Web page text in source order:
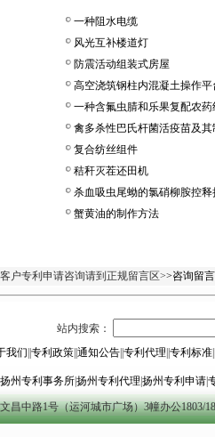
一种阻水电缆
风光互补楼道灯
防震活动组装式房屋
高空浇筑钢柱内混凝土操作平
一种含氟虫腈和乐果复配农
禽多杀性巴氏杆菌活疫苗及其
复合纺丝组件
秸秆灭茬还田机
杀血吸虫尾蚴的氯硝柳胺控
蟹黄油的制作方法
客户专利申请咨询请到正规留言区>>咨询留言
站内搜索：
我们 专利政策 通知公告 专利代理 专利标准
扬州专利事务所|扬州专利代理 扬州专利申请|
昌中路1号（运河城市广场）3幢办公1803/